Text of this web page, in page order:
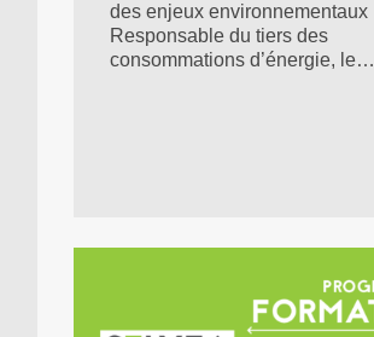
des enjeux environnementaux
Responsable du tiers des
consommations d’énergie, le…